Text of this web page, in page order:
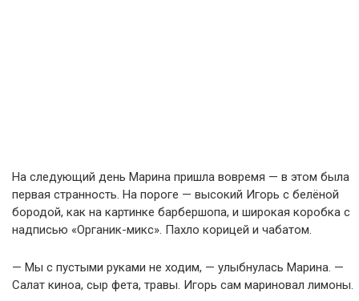
На следующий день Марина пришла вовремя — в этом была
первая странность. На пороге — высокий Игорь с белёной
бородой, как на картинке барбершопа, и широкая коробка с
надписью «Органик-микс». Пахло корицей и чабатом.
— Мы с пустыми руками не ходим, — улыбнулась Марина. —
Салат киноа, сыр фета, травы. Игорь сам мариновал лимоны.